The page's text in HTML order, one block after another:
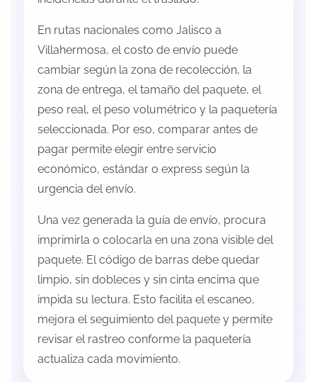
En rutas nacionales como Jalisco a
Villahermosa, el costo de envío puede
cambiar según la zona de recolección, la
zona de entrega, el tamaño del paquete, el
peso real, el peso volumétrico y la paquetería
seleccionada. Por eso, comparar antes de
pagar permite elegir entre servicio
económico, estándar o express según la
urgencia del envío.
Una vez generada la guía de envío, procura
imprimirla o colocarla en una zona visible del
paquete. El código de barras debe quedar
limpio, sin dobleces y sin cinta encima que
impida su lectura. Esto facilita el escaneo,
mejora el seguimiento del paquete y permite
revisar el rastreo conforme la paquetería
actualiza cada movimiento.